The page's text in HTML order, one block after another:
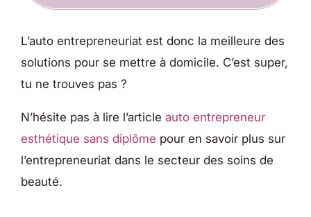
L’auto entrepreneuriat est donc la meilleure des
solutions pour se mettre à domicile. C’est super,
tu ne trouves pas ?
N’hésite pas à lire l’article auto entrepreneur
esthétique sans diplôme pour en savoir plus sur
l’entrepreneuriat dans le secteur des soins de
beauté.